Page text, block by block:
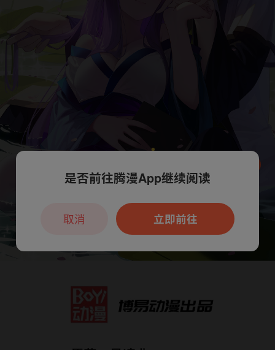
本章节仅支持App阅读，可打开App新用
户7天免费看
是否前往腾漫App继续阅读
立即前往
取消